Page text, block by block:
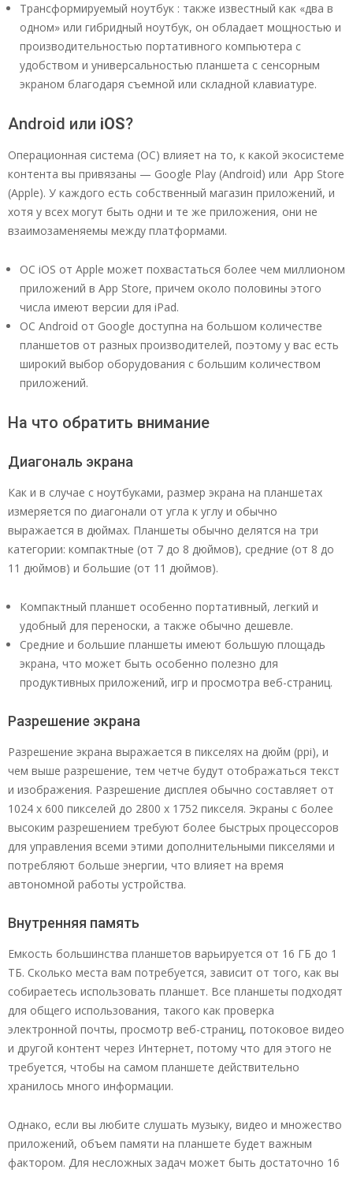
Трансформируемый ноутбук : также известный как «два в
одном» или гибридный ноутбук, он обладает мощностью и
производительностью портативного компьютера с
удобством и универсальностью планшета с сенсорным
экраном благодаря съемной или складной клавиатуре.
Android или iOS?
Операционная система (ОС) влияет на то, к какой экосистеме
контента вы привязаны — Google Play (Android) или App Store
(Apple). У каждого есть собственный магазин приложений, и
хотя у всех могут быть одни и те же приложения, они не
взаимозаменяемы между платформами.
ОС iOS от Apple может похвастаться более чем миллионом
приложений в App Store, причем около половины этого
числа имеют версии для iPad.
ОС Android от Google доступна на большом количестве
планшетов от разных производителей, поэтому у вас есть
широкий выбор оборудования с большим количеством
приложений.
На что обратить внимание
Диагональ экрана
Как и в случае с ноутбуками, размер экрана на планшетах
измеряется по диагонали от угла к углу и обычно
выражается в дюймах. Планшеты обычно делятся на три
категории: компактные (от 7 до 8 дюймов), средние (от 8 до
11 дюймов) и большие (от 11 дюймов).
Компактный планшет особенно портативный, легкий и
удобный для переноски, а также обычно дешевле.
Средние и большие планшеты имеют большую площадь
экрана, что может быть особенно полезно для
продуктивных приложений, игр и просмотра веб-страниц.
Разрешение экрана
Разрешение экрана выражается в пикселях на дюйм (ppi), и
чем выше разрешение, тем четче будут отображаться текст
и изображения. Разрешение дисплея обычно составляет от
1024 x 600 пикселей до 2800 x 1752 пикселя. Экраны с более
высоким разрешением требуют более быстрых процессоров
для управления всеми этими дополнительными пикселями и
потребляют больше энергии, что влияет на время
автономной работы устройства.
Внутренняя память
Емкость большинства планшетов варьируется от 16 ГБ до 1
ТБ. Сколько места вам потребуется, зависит от того, как вы
собираетесь использовать планшет. Все планшеты подходят
для общего использования, такого как проверка
электронной почты, просмотр веб-страниц, потоковое видео
и другой контент через Интернет, потому что для этого не
требуется, чтобы на самом планшете действительно
хранилось много информации.
Однако, если вы любите слушать музыку, видео и множество
приложений, объем памяти на планшете будет важным
фактором. Для несложных задач может быть достаточно 16